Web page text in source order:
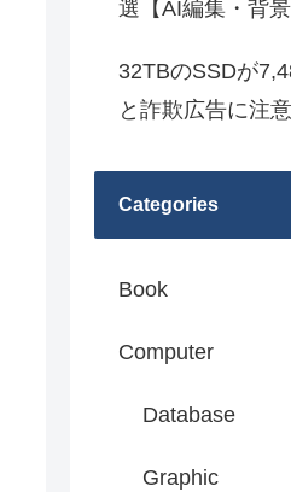
選【AI編集・背
32TBのSSDが
と詐欺広告に注意
Categories
Book
Computer
Database
Graphic